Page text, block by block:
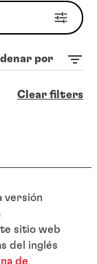
por
Clear filters
versión
sitio web
del inglés
de